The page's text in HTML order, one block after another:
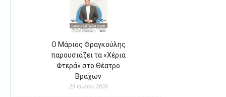
Ο Μάριος Φραγκούλης
παρουσιάζει τα «Χέρια
Φτερά» στο Θέατρο
Βράχων
29 Ιουλίου 2026